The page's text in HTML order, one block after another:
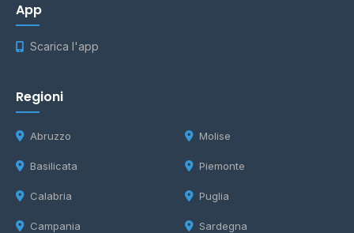
App
Scarica l'app
Regioni
Abruzzo
Basilicata
Calabria
Campania
Molise
Piemonte
Puglia
Sardegna